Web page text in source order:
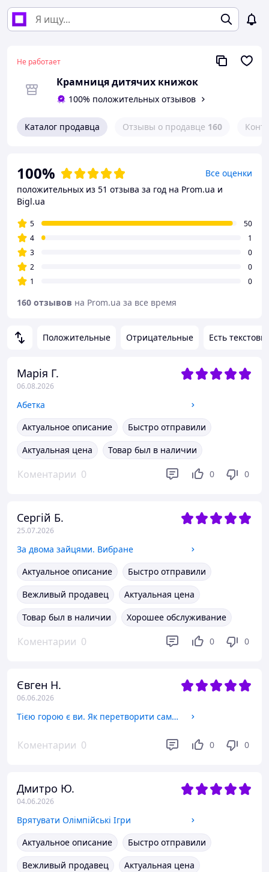
Не работает
Крамниця дитячих книжок
100% положительных отзывов
Каталог продавца Отзывы о продавце 160
Положительные Отрицательные Есть
Марія Г.
06.08.2026
Абетка
Актуальное описание
Быстро отправили
Актуальная цена
Товар был в наличии
Коментарии 0 0 0
Сергій Б.
25.07.2026
За двома зайцями. Вибране
Актуальное описание
Быстро отправили
Вежливый продавец
Актуальная цена
Товар был в наличии
Хорошее обслуживание
Коментарии 0 0 0
Євген Н.
06.06.2026
Тією горою є ви. Як перетворити самосаботаж на самовдосконалення
Коментарии 0 0 0
Дмитро Ю.
04.06.2026
Врятувати Олімпійські Ігри
Актуальное описание
Быстро отправили
Вежливый продавец
Актуальная цена
100%
Все оценки
положительных из 51 отзыва за год на Prom.ua и
Bigl.ua
5
50
4
1
3
0
2
0
1
0
160 отзывов на Prom.ua за все время